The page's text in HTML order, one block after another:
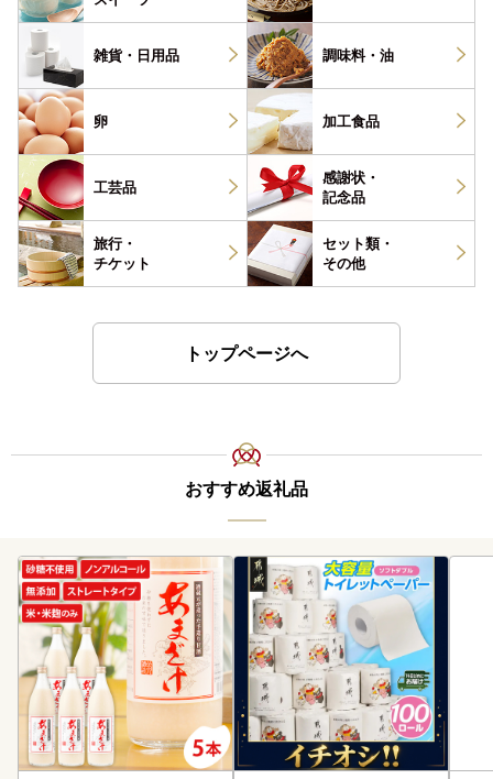
雑貨・ 日用品 調味料・ 油
卵 加工食品
工芸品
感謝状・
記念品
旅行・
チケット
セット類・
その他
トップページへ
おすすめ返礼品